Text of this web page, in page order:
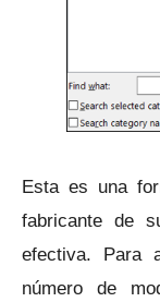
Esta es una
fabricante de
efectiva.
Para
número de